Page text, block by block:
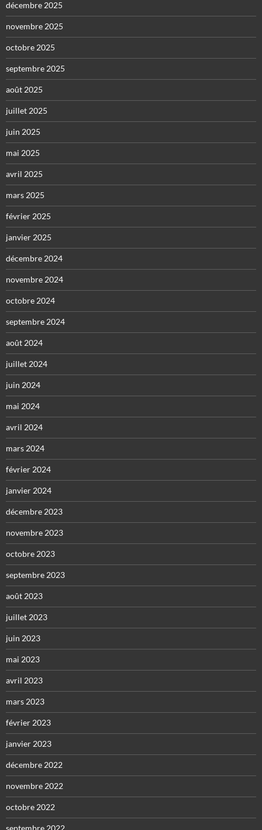
décembre 2025
novembre 2025
octobre 2025
septembre 2025
août 2025
juillet 2025
juin 2025
mai 2025
avril 2025
mars 2025
février 2025
janvier 2025
décembre 2024
novembre 2024
octobre 2024
septembre 2024
août 2024
juillet 2024
juin 2024
mai 2024
avril 2024
mars 2024
février 2024
janvier 2024
décembre 2023
novembre 2023
octobre 2023
septembre 2023
août 2023
juillet 2023
juin 2023
mai 2023
avril 2023
mars 2023
février 2023
janvier 2023
décembre 2022
novembre 2022
octobre 2022
septembre 2022